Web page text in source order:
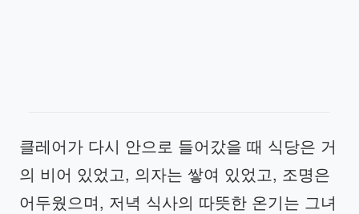
클레어가 다시 안으로 들어갔을 때 식당은 거
의 비어 있었고, 의자는 쌓여 있었고, 조명은
어두웠으며, 저녁 식사의 따뜻한 온기는 그녀